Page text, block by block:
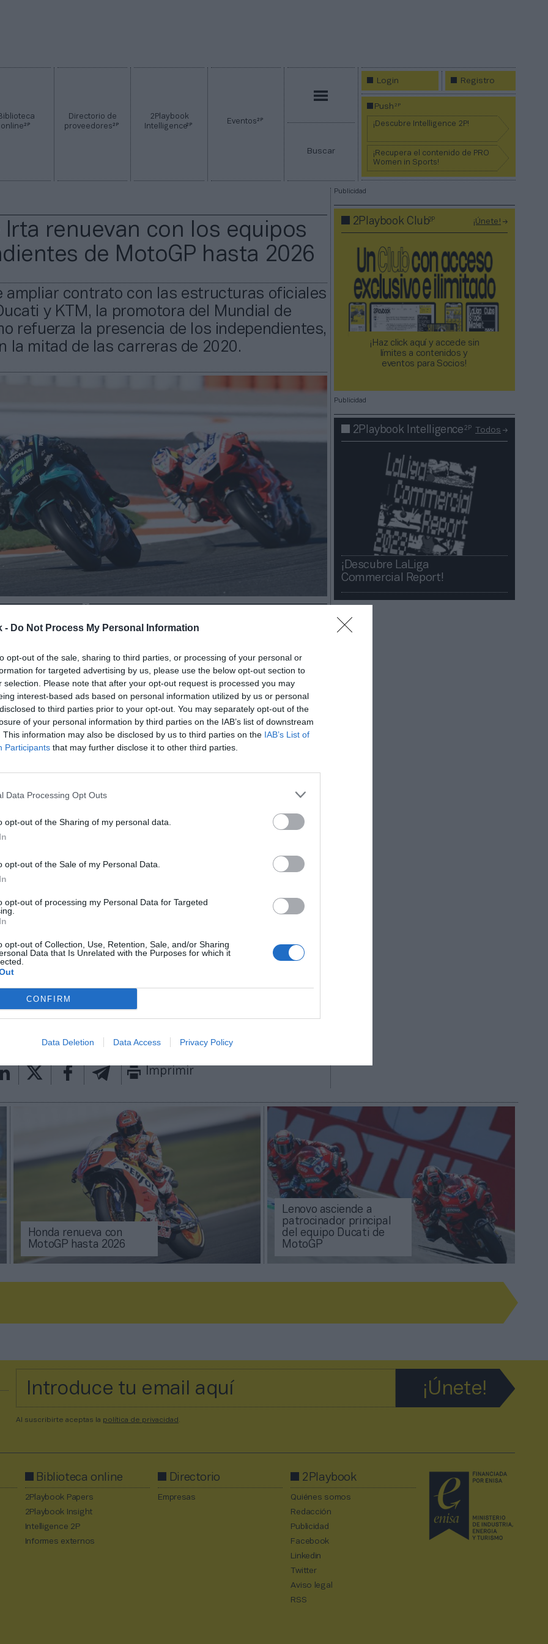
- Do Not Process My Personal Information
opt-out of the sale, sharing to third parties, or processing of your personal or
for targeted advertising by us, please use the below opt-out section to
selection. Please note that after your opt-out request is processed you may
interest-based ads based on personal information utilized by us or personal
to third parties prior to your opt-out. You may separately opt-out of the
of your personal information by third parties on the IAB’s list of downstream
This information may also be disclosed by us to third parties on the IAB’s List of
Participants that may further disclose it to other third parties.
Data Processing Opt Outs
opt-out of the Sharing of my personal data.
opt-out of the Sale of my Personal Data.
opt-out of processing my Personal Data for Targeted
opt-out of Collection, Use, Retention, Sale, and/or Sharing
Data that Is Unrelated with the Purposes for which it
CONFIRM
Data Deletion Data Access Privacy Policy
online2P
Directorio de
proveedores2P
2Playbook
Intelligence2P Eventos2P
Buscar
Login Registro
Push2P
¡Descubre Intelligence 2P!
¡Recupera el contenido de PRO
Women in Sports!
Irta renuevan con los equipos
de MotoGP hasta 2026
ampliar contrato con las estructuras oficiales
y KTM, la promotora del Mundial de
refuerza la presencia de los independientes,
la mitad de las carreras de 2020.
del crecimiento en espectacularidad que está
MotoGP se sitúa en el auge de los equipos independientes.
de las carreras que se disputaron en el Mundial de
2020 (8 de 14) las ganaron estas estructuras, que acaban de
con Dorna Sports e Irta.
de estas estructuras independientes que lograron
ellas (Petronas Yamaha SRT Team, con Fabio Quartararo y
y Red Bull KTM Tech 3, con Miguel Oliveira) se hicieron con
estar más contentos de anunciar otro acuerdo de cinco
los equipos independientes
Hervé Poncharal, presidente de IRTA, ha destacado que “los
fáciles en estos momentos, por lo que
y poder seguir trabajando con el mismo socio supone
plus”.
Imprimir
Publicidad
2Playbook Club2P ¡Únete!
¡Haz click aquí y accede sin
límites a contenidos y
eventos para Socios!​​​​​​​
Publicidad
2Playbook Intelligence2P Todos
¡Descubre LaLiga
Commercial Report!​​
Honda renueva con
MotoGP hasta 2026
Lenovo asciende a
patrocinador principal
del equipo Ducati de
MotoGP
Al suscribirte aceptas la política de privacidad
Biblioteca online
2Playbook Papers
2Playbook Insight
Intelligence 2P
Informes externos
Directorio
Empresas
2Playbook
Quiénes somos
Redacción
Publicidad
Facebook
Linkedin
Twitter
Aviso legal
RSS